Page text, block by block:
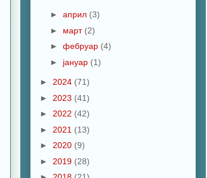
► април (3)
► март (2)
► фебруар (4)
► јануар (1)
► 2024 (71)
► 2023 (41)
► 2022 (42)
► 2021 (13)
► 2020 (9)
► 2019 (28)